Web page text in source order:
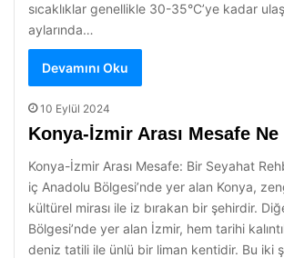
sıcaklıklar genellikle 30-35°C’ye kadar
aylarında…
Devamını Oku
10 Eylül 2024
Konya-İzmir Arası Mesafe Ne
Konya-İzmir Arası Mesafe: Bir Seyahat
iç Anadolu Bölgesi’nde yer alan Konya,
kültürel mirası ile iz bırakan bir şehirdir.
Bölgesi’nde yer alan İzmir, hem tarihi
deniz tatili ile ünlü bir liman kentidir. Bu iki